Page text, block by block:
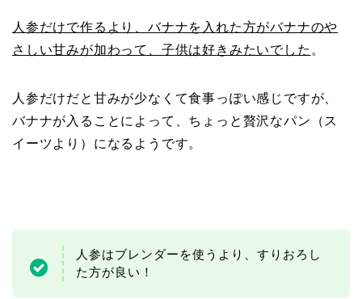
人参だけで作るより、バナナを入れた方がバナナのや
さしい甘みが加わって、子供は好きみたいでした 。
人参だけだと甘みが少なくて食事っぽい感じですが、
バナナが入ることによって、ちょっと贅沢なパン（ス
イーツより）になるようです。
人参はブレンダーを使うより、すりおろし
た方が良い！